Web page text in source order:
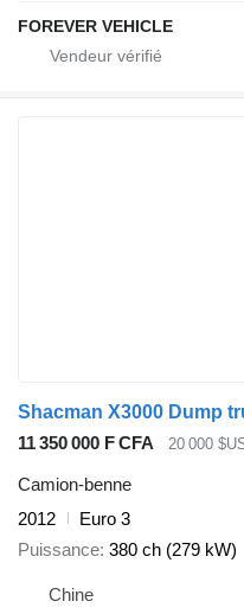
FOREVER VEHICLE
Shacman X3000 Dump
11 350 000 F CFA
20 000
Camion-benne
2012
Euro 3
Puissance 380 ch (279 kW)
Chine